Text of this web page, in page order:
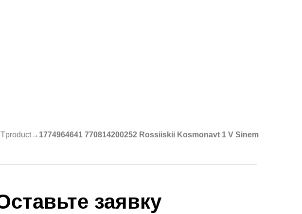
Tproduct→ 1774964641 770814200252 Rossiiskii Kosmonavt 1 V Sinem
заявку